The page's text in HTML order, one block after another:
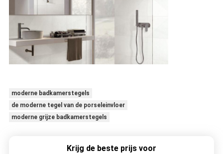
moderne badkamerstegels
de moderne tegel van de porseleinvloer
moderne grijze badkamerstegels
Krijg de beste prijs voor